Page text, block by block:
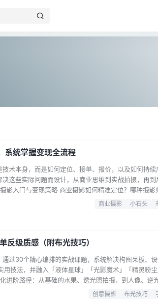
系统掌握变现全流程
术本身，而是如何定位、接单、报价，以及如何持续
这些实际问题而设计，从商业思维到实战拍摄，再到
影入门与变现策略 商业摄影如何精准定位？哪种摄影
接单渠道？ 如何开展业务、谈单并搞定客户？合同
带来订单？ 二、影棚搭建与拍摄基础 影棚搭建全攻
商业摄影 小石头
反级质感（附布光技巧）
过30个精心编排的实战课题，系统解决构图呆板、
技法，并融入「液体星球」「光影魔术」「精灵粉
进阶路径：从基础的水果、透光照拍摄，到人像、逆
玩法激发灵感：包含「把弟弟拍得更好玩」「让玩
规视角，培养摄影眼。 独家实用秘籍：提供手机RAW
创意摄影 布光技巧